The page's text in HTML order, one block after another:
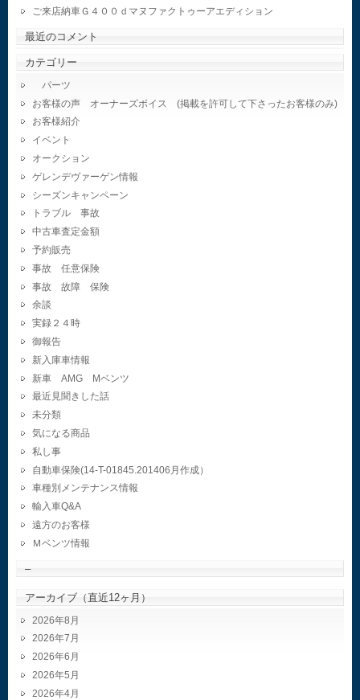
ご来店納車Ｇ４００ｄマヌファクトゥーアエディション
最近のコメント
カテゴリー
パーツ
お客様の声 オーナーズボイス (掲載を許可して下さったお客様のみ)
お客様紹介
イベント
オークション
ゲレンデヴァーゲン情報
シーズンキャンペーン
トラブル 事故
中古車査定金額
予約販売
事故 任意保険
事故 故障 保険
余談
実録２４時
御報告
新入庫車情報
新車 AMG Mベンツ
最近見聞きした話
未分類
気になる商品
私し事
自動車保険(14-T-01845.201406月作成）
車種別メンテナンス情報
輸入車Q&A
遠方のお客様
Ｍベンツ情報
–
アーカイブ（直近12ヶ月）
2026年8月
2026年7月
2026年6月
2026年5月
2026年4月